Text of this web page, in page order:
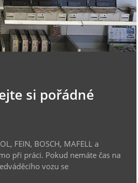
si pořádné
FEIN, BOSCH, MAFELL a
při práci. Pokud nemáte čas na
vozu se